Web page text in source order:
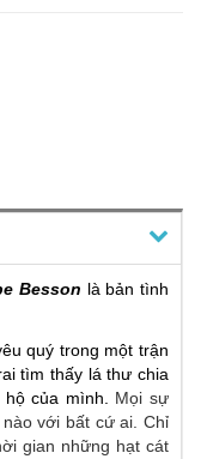
Besson là bản tình
quý trong một trận
tìm thấy lá thư chia
của mình.
Mọi sự
với bất cứ ai. Chỉ
gian những hạt cát